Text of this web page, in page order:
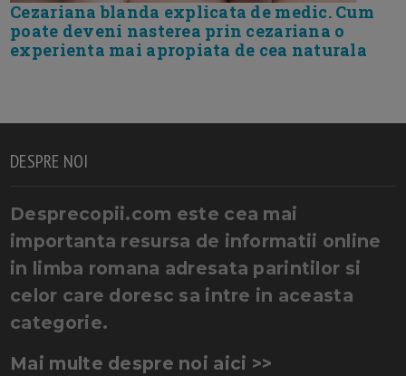
Cezariana blanda explicata de medic. Cum
poate deveni nasterea prin cezariana o
experienta mai apropiata de cea naturala
DESPRE NOI
Desprecopii.com este cea mai
importanta resursa de informatii online
in limba romana adresata parintilor si
celor care doresc sa intre in aceasta
categorie.
Mai multe despre noi aici >>